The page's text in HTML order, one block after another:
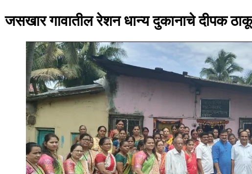
जसखार गावातील रेशन धान्य दुकानाचे दीपक